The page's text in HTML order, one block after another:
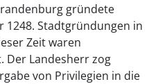
gründete
1248. Stadtgründungen in
Zeit waren
Der Landesherr zog
von Privilegien in die